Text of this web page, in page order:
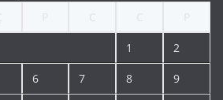
1 2
6 7 8 9